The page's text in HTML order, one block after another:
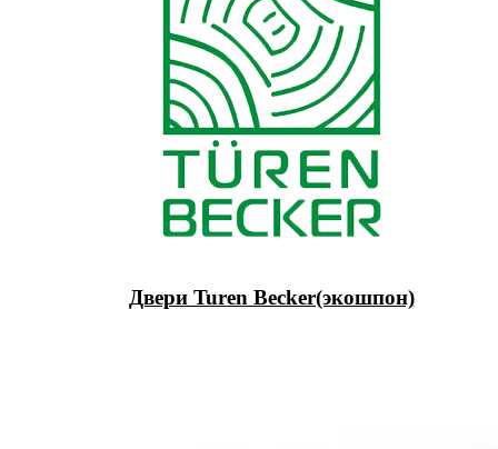
Двери Turen Becker(экошпон)